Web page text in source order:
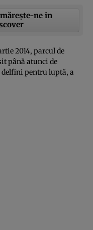
ne in
2014, parcul de
până atunci de
pentru luptă, a